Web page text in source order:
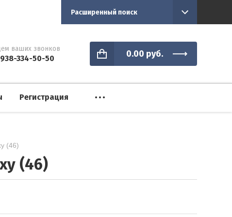
Расширенный поиск
ваших звонков
334-50-50 0.00 руб.
Регистрация
(46)
(46)